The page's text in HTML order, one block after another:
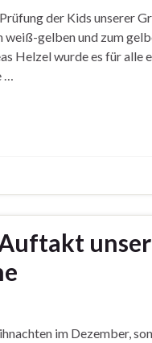
der Kids unserer
gelben und zum
Helzel wurde es für alle
…
im Dezember,